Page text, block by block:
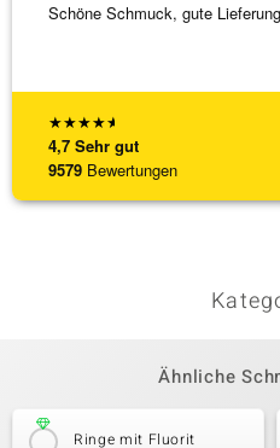
★★★★★
4,7 Sehr gut
9579 Bewertungen
Schöne Schmuck, gute Lieferung
Ähnliche
Ringe mit Fluorit